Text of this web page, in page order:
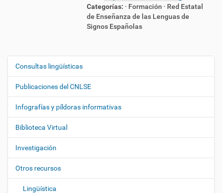
Categorías: · Formación · Red Estatal
de Enseñanza de las Lenguas de
Signos Españolas
N
e
g
a
c
i
ó
n
Consultas lingüísticas
Publicaciones del CNLSE
Infografías y píldoras informativas
Biblioteca Virtual
Investigación
Otros recursos
Lingüística